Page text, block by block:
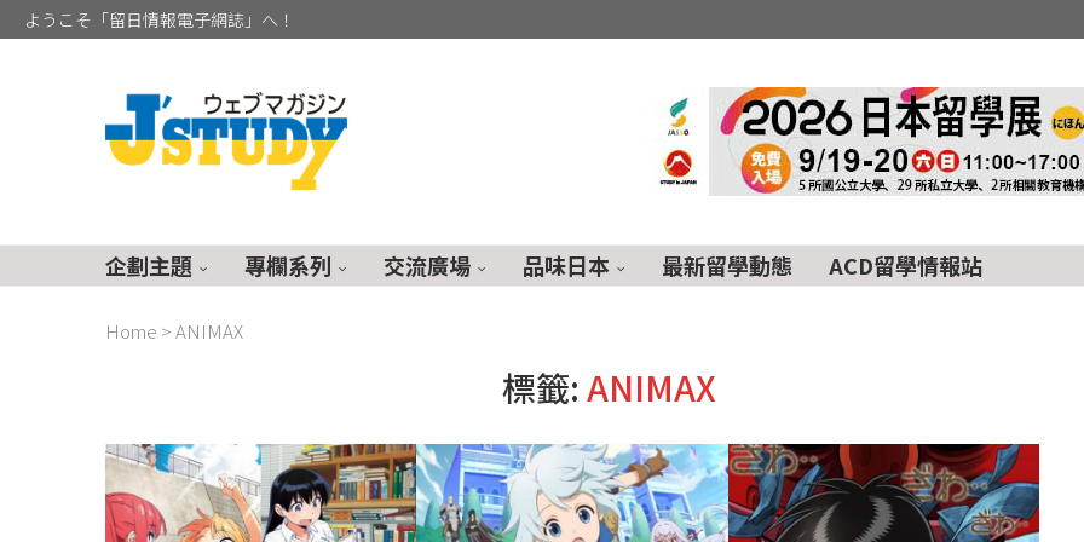
ようこそ「留日情報電子網誌」へ！
企劃主題 專欄系列 交流廣場 品味日本 最新留學動態 ACD留學情報站
Home >ANIMAX
標籤: ANIMAX